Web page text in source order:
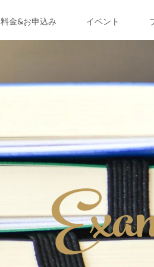
料金&お申込み イベント